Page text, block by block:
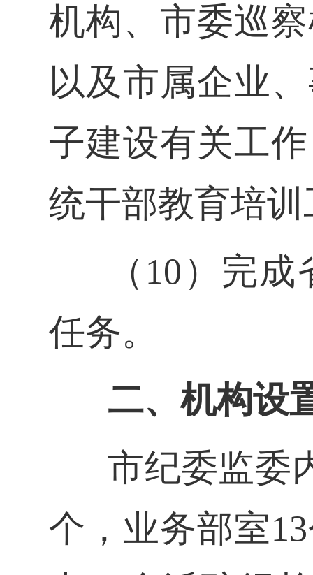
机构、市委巡
以及市属企业
子建设有关工
统干部教育培
（10）完
任务。
二、机构设
市纪委监委
个，业务部室